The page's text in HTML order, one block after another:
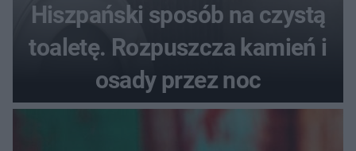
Hiszpański sposób na czystą
toaletę. Rozpuszcza kamień i
osady przez noc